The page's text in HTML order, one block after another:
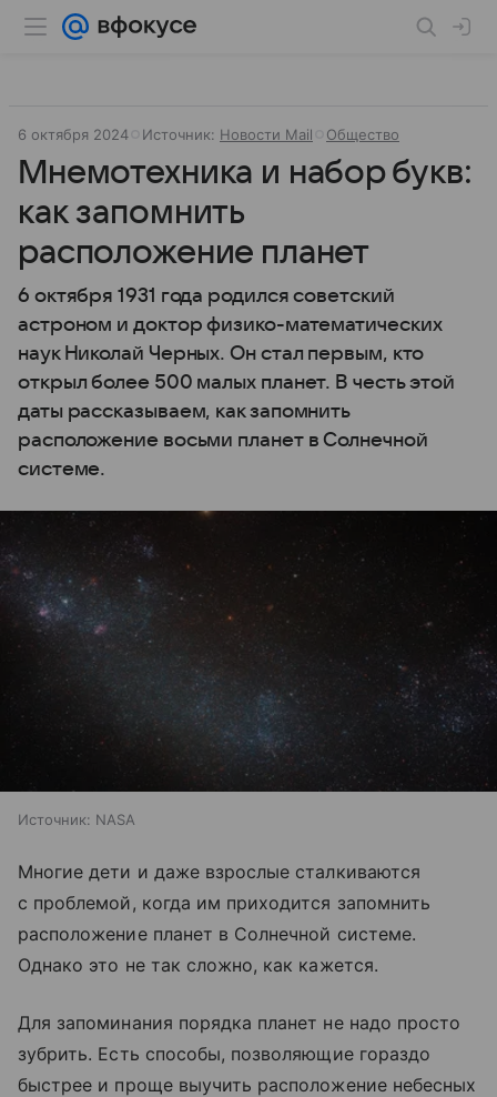
6 октября 2024 Источник: Новости Mail Общество
Мнемотехника и набор букв:
как запомнить
расположение планет
6 октября 1931 года родился советский
астроном и доктор физико-математических
наук Николай Черных. Он стал первым, кто
открыл более 500 малых планет. В честь этой
даты рассказываем, как запомнить
расположение восьми планет в Солнечной
системе.
Источник: NASA
Многие дети и даже взрослые сталкиваются
с проблемой, когда им приходится запомнить
расположение планет в Солнечной системе.
Однако это не так сложно, как кажется.
Для запоминания порядка планет не надо просто
зубрить. Есть способы, позволяющие гораздо
быстрее и проще выучить расположение небесных